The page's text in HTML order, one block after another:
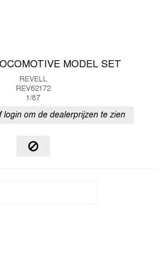
MODEL SET
REVELL
REV62172
1/87
login om de dealerprijzen te zien